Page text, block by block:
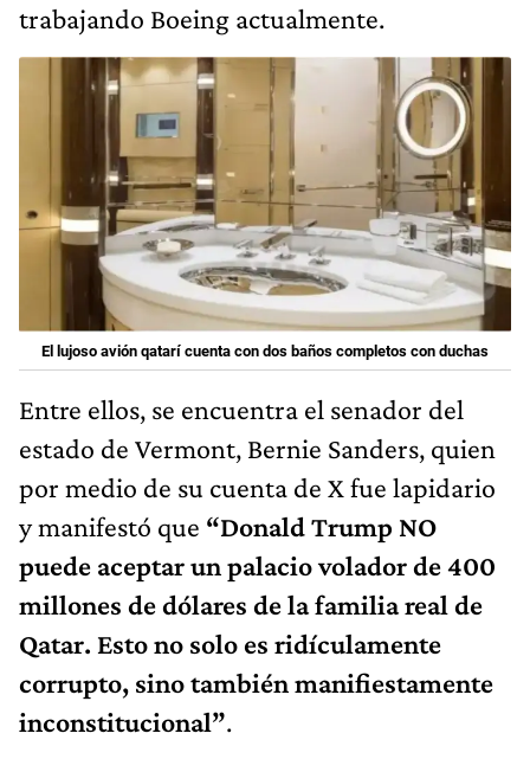
trabajando Boeing actualmente.
El lujoso avión qatarí cuenta con dos baños completos con duchas
Entre ellos, se encuentra el senador del
estado de Vermont, Bernie Sanders, quien
por medio de su cuenta de X fue lapidario
y manifestó que “Donald Trump NO
puede aceptar un palacio volador de 400
millones de dólares de la familia real de
Qatar. Esto no solo es ridículamente
corrupto, sino también manifiestamente
inconstitucional”.